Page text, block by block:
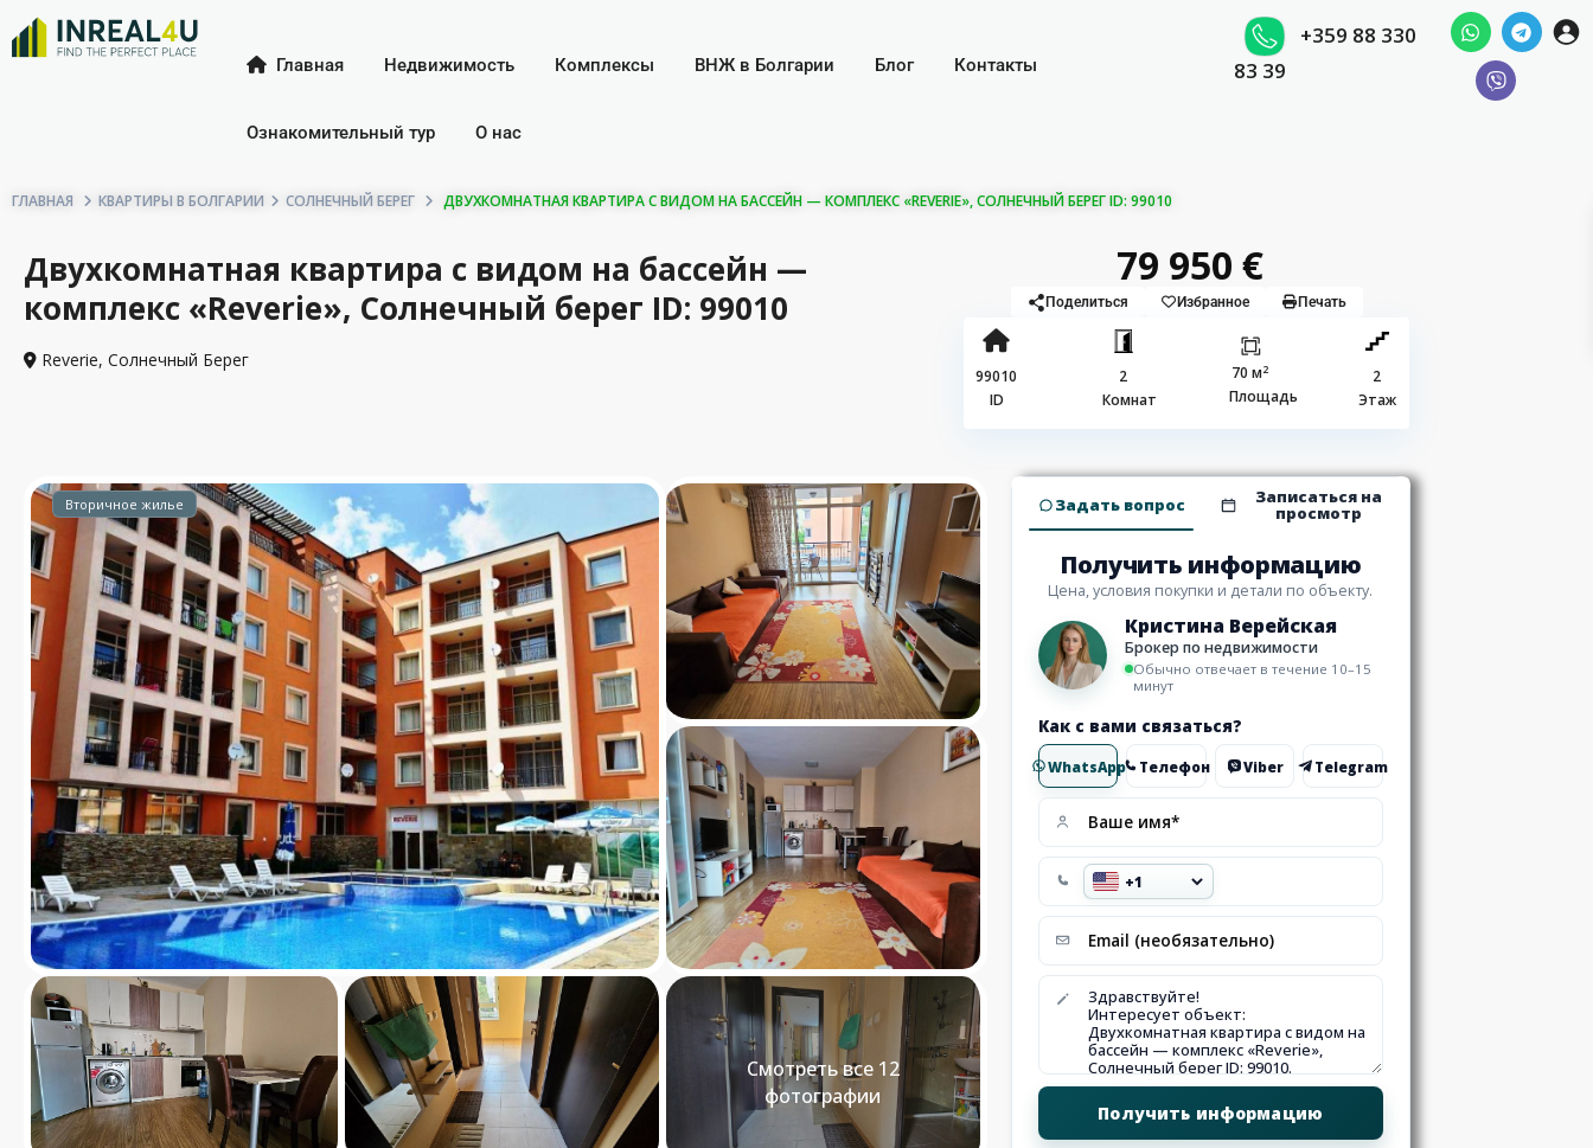
Главная Недвижимость Комплексы ВНЖ в Болгарии Блог Контакты
Ознакомительный тур О нас
+359 88 330
83 39
ГЛАВНАЯ КВАРТИРЫ В БОЛГАРИИ СОЛНЕЧНЫЙ БЕРЕГ ДВУХКОМНАТНАЯ КВАРТИРА С ВИДОМ НА БАССЕЙН — КОМПЛЕКС «REVERIE», СОЛНЕЧНЫЙ БЕРЕГ ID: 99010
Двухкомнатная квартира с видом на бассейн —
комплекс «Reverie», Солнечный берег ID: 99010
Reverie, Солнечный Берег
79 950 €
Поделиться Избранное Печать
99010
ID
2
Комнат
70 м2
Площадь
2
Этаж
Смотреть все 12
фотографии
Вторичное жилье Задать вопрос Записаться на
просмотр
Получить информацию
Цена, условия покупки и детали по объекту.
Кристина Верейская
Брокер по недвижимости
Обычно отвечает в течение 10–15
минут
Как с вами связаться?
WhatsApp Телефон Viber Telegram